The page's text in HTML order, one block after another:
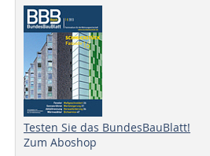
Testen Sie das BundesBauBlatt!
Zum Aboshop